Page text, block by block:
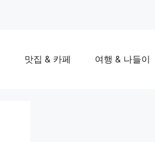
맛집 & 카페 여행 & 나들이